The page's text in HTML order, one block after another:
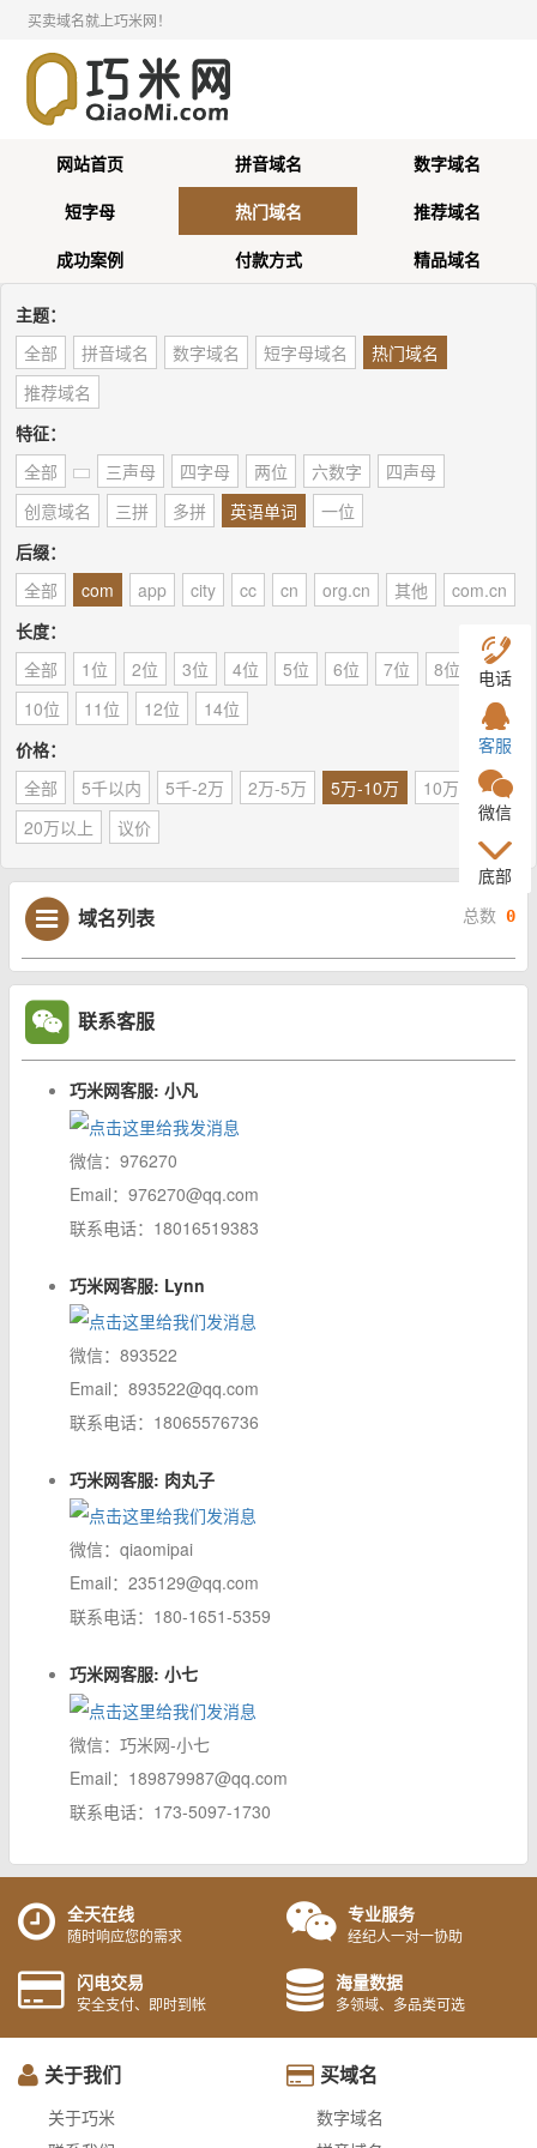
买卖域名就上巧米网！
网站首页 拼音域名
数字域名
短字母
热门域名
推荐域名
成功案例
付款方式 精品域名
主题：
全部
拼音域名 数字域名 短字母域名
热门域名
推荐域名
特征：
全部
三声母 四字母 两位 六数字
四声母
创意域名
三拼 多拼 英语单词
一位
后缀：
全部
com app city cc cn org.cn 其他
com.cn
长度：
全部
1位 2位 3位 4位 5位 6位 7位 8位
9位
10位
11位 12位
14位
价格：
全部
5千以内 5千-2万 2万-5万 5万-10万
10万-20万
20万以上
议价
域名列表 总数0
联系客服
巧米网客服: 小凡
微信：976270
Email：976270@qq.com
联系电话：18016519383
巧米网客服: Lynn
微信：893522
Email：893522@qq.com
联系电话：18065576736
巧米网客服: 肉丸子
微信：qiaomipai
Email：235129@qq.com
联系电话：180-1651-5359
巧米网客服: 小七
微信：巧米网-小七
Email：189879987@qq.com
联系电话：173-5097-1730
全天在线
随时响应您的需求
专业服务
经纪人一对一协助
闪电交易
安全支付、即时到帐
海量数据
多领域、多品类可选
关于我们
关于巧米
买域名
数字域名
电话
客服
微信
底部